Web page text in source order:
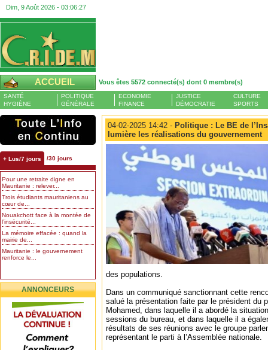
Dim, 9 Août 2026 - 03:06:28
ACCUEIL Vous êtes 5572 connecté(s) dont 0 membre(s)
SANTÉ
HYGIÈNE
POLITIQUE
GÉNÉRALE
ECONOMIE
FINANCE
JUSTICE
DÉMOCRATIE
CULTURE
SPORTS
+ Lus/7 jours /30 jours
Pour une retraite digne en
Mauritanie : relever...
Trois étudiants mauritaniens au
cœur de...
Nouakchott face à la montée de
l’insécurité...
La mémoire effacée : quand la
mairie de...
Mauritanie : le gouvernement
renforce le...
ANNONCEURS
04-02-2025 14:42 - Politique : Le BE de
lumière les réalisations du gouvernement
des populations.
Dans un communiqué sanctionnant cette
salué la présentation faite par le président du
Mohamed, dans laquelle il a abordé la
sessions du bureau, et dans laquelle il a
résultats de ses réunions avec le groupe
représentant le parti à l’Assemblée nationale.